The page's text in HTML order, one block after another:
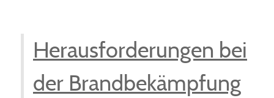
Herausforderungen bei
der Brandbekämpfung